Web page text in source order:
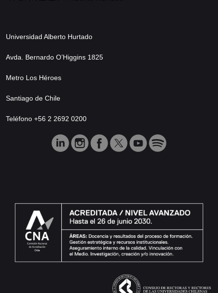
Universidad Alberto Hurtado
Avda. Bernardo O’Higgins 1825
Metro Los Héroes
Santiago de Chile
Teléfono +56 2 2692 0200